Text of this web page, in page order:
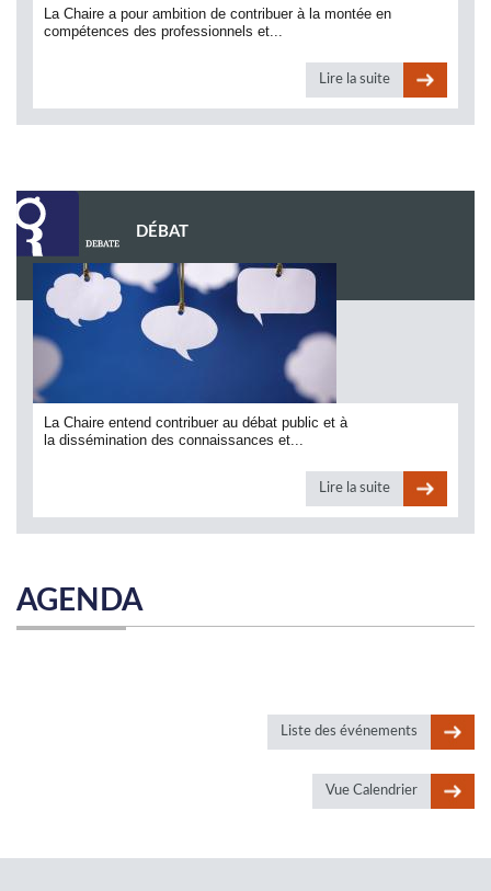
La Chaire a pour ambition de contribuer à la montée en
compétences des professionnels et...
Lire la suite
DÉBAT
La Chaire entend contribuer au débat public et à
la dissémination des connaissances et...
Lire la suite
AGENDA
Liste des événements
Vue Calendrier